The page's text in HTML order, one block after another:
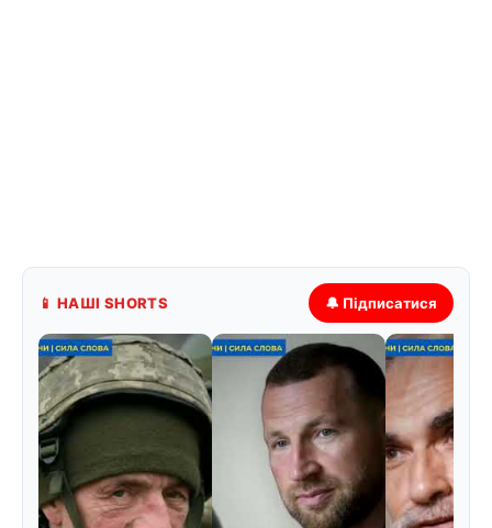
📱 НАШІ SHORTS 🔔 Підписатися